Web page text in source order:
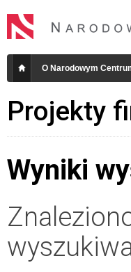
O Narodowym
Projekty
Wyniki